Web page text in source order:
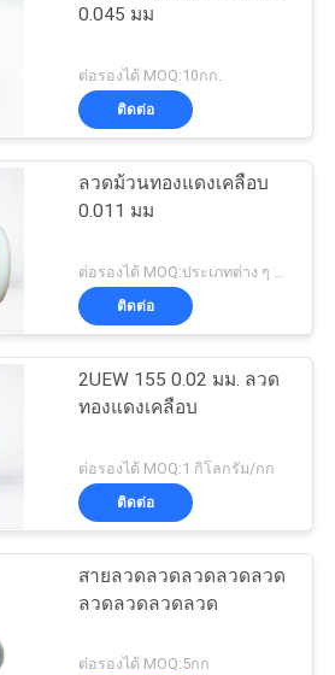
0.045 มม
ต่อรองได้ MOQ:10กก.
ติดต่อ
ลวดม้วนทองแดงเคลือบ
0.011 มม
ติดต่อ
2UEW 155 0.02 มม. ลวด
ทองแดงเคลือบ
ต่อรองได้ MOQ:1 กิโลกรัม/กก
ติดต่อ
สายลวดลวดลวดลวดลวด
ลวดลวดลวดลวด
ต่อรองได้ MOQ:5กก